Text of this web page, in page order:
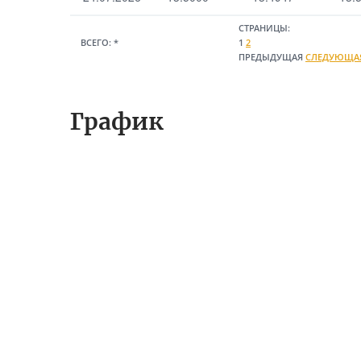
ВСЕГО: *
СТРАНИЦЫ:
1 2
ПРЕДЫДУЩАЯ
График